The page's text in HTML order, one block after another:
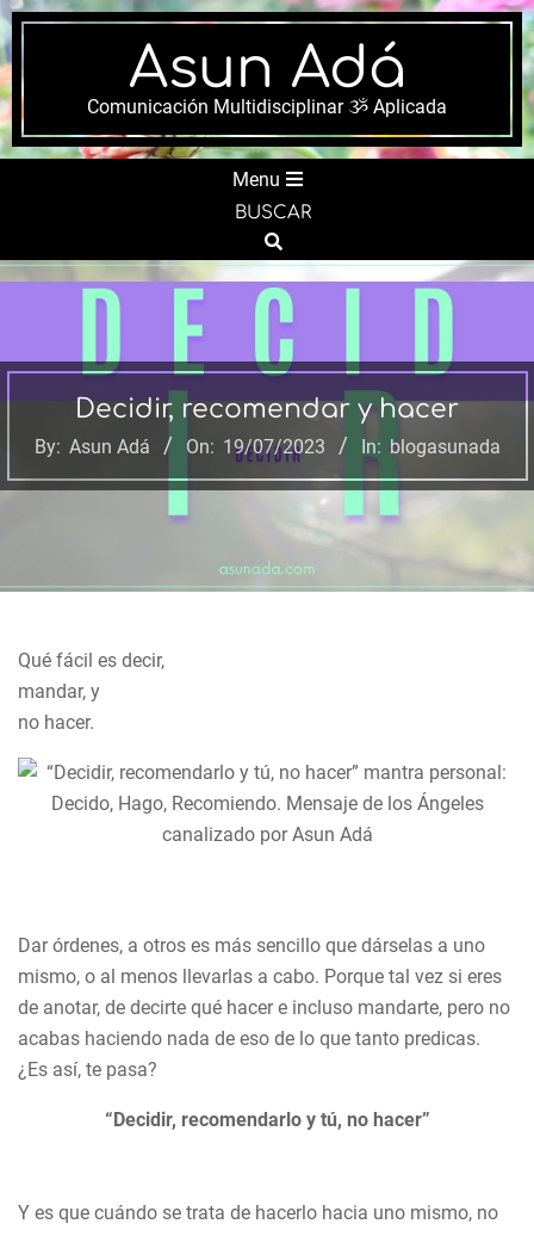
Skip
to
content
Asun Adá
Comunicación Multidisciplinar ૐ Aplicada
Menu
BUSCAR
Search
Decidir, recomendar y hacer
By: Asun Adá On: 19/07/2023 In: blogasunada
Qué fácil es decir,
mandar, y
no hacer.
Dar órdenes, a otros es más sencillo que dárselas a uno
mismo, o al menos llevarlas a cabo. Porque tal vez si eres
de anotar, de decirte qué hacer e incluso mandarte, pero no
acabas haciendo nada de eso de lo que tanto predicas.
¿Es así, te pasa?
“Decidir, recomendarlo y tú, no hacer”
Y es que cuándo se trata de hacerlo hacia uno mismo, no